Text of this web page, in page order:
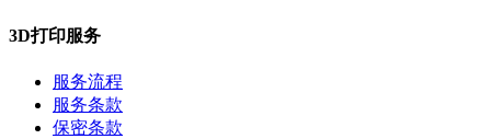
3D打印服务
服务流程
服务条款
保密条款